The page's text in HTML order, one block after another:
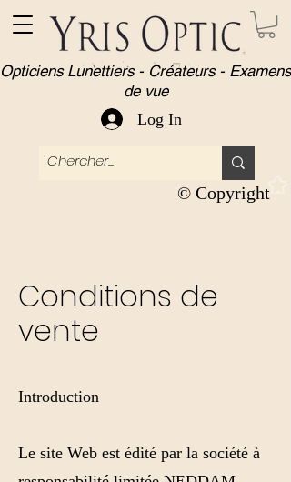
© Copyright
Opticiens Lunettiers - Créateurs - Examens
de vue
Log In
Conditions de
vente
Introduction
Le site Web est édité par la société à